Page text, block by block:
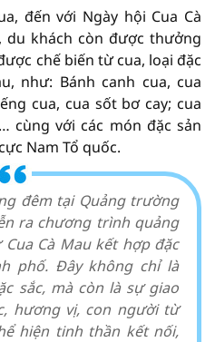
đến với Ngày hội Cua Cà
du khách còn được thưởng
chế biến từ cua, loại đặc
như: Bánh canh cua, cua
cua, cua sốt bơ cay; cua
cùng với các món đặc sản
Nam Tổ quốc.
đêm tại Quảng trường
ra chương trình quảng
Cà Mau kết hợp đặc
phố. Đây không chỉ là
sắc, mà còn là sự giao
hương vị, con người từ
hiện tinh thần kết nối,